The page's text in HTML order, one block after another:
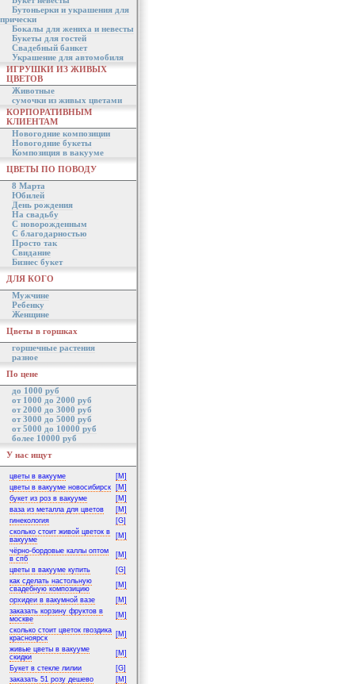
Бутоньерки и украшения для
прически
Бокалы для жениха и невесты
Букеты для гостей
Свадебный банкет
Украшение для автомобиля
ИГРУШКИ ИЗ ЖИВЫХ
ЦВЕТОВ
Животные
сумочки из живых цветами
КОРПОРАТИВНЫМ
КЛИЕНТАМ
Новогодние композиции
Новогодние букеты
Композиция в вакууме
ЦВЕТЫ ПО ПОВОДУ
8 Марта
Юбилей
День рождения
На свадьбу
С новорожденным
С благодарностью
Просто так
Свидание
Бизнес букет
ДЛЯ КОГО
Мужчине
Ребенку
Женщине
Цветы в горшках
горшечные растения
разное
По цене
до 1000 руб
от 1000 до 2000 руб
от 2000 до 3000 руб
от 3000 до 5000 руб
от 5000 до 10000 руб
более 10000 руб
У нас ищут
цветы в вакууме
[M]
цветы в вакууме новосибирск
[M]
букет из роз в вакууме
[M]
ваза из металла для цветов
[M]
гинекология
[G]
сколько стоит живой цветок в
вакууме
[M]
чёрно-бордовые каллы оптом
в спб
[M]
цветы в вакууме купить
[G]
как сделать настольную
свадебную композицию
[M]
орхидеи в вакумной вазе
[M]
заказать корзину фруктов в
москве
[M]
сколько стоит цветок гвоздика
красноярск
[M]
живые цветы в вакууме
скидки
[M]
Букет в стекле лилии
[G]
заказать 51 розу дешево
[M]